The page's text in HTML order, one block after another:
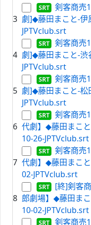
3
剣客商売
劇]◆藤田まこと-伊
JPTVclub.srt
4
剣客商売
劇]◆藤田まこと-渋
JPTVclub.srt
5
剣客商売
劇]◆藤田まこと-松
JPTVclub.srt
6
剣客商売
代劇】◆藤田まこ
10-26-JPTVclub.srt
7
剣客商売
代劇】◆藤田まこ
02-JPTVclub.srt
8
[終]剣客
郎劇場】◆藤田ま
10-02-JPTVclub.srt
剣客商売